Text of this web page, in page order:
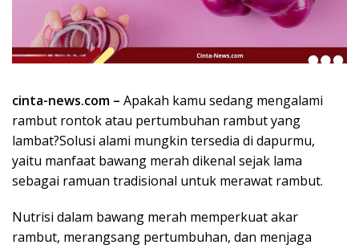
i
n
i
P
e
n
u
n
p
cinta-news.com – Apakah kamu sedang mengalami
rambut rontok atau pertumbuhan rambut yang
lambat?Solusi alami mungkin tersedia di dapurmu,
yaitu manfaat bawang merah dikenal sejak lama
sebagai ramuan tradisional untuk merawat rambut.
Nutrisi dalam bawang merah memperkuat akar
rambut, merangsang pertumbuhan, dan menjaga